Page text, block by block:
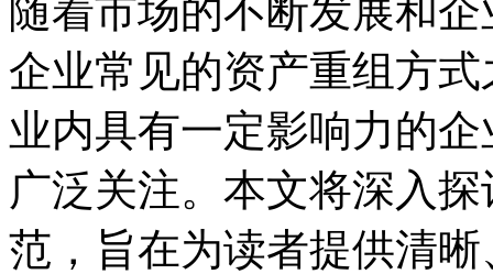
随着市场的不断发展和
企业常见的资产重组方
业内具有一定影响力的
广泛关注。本文将深入
范，旨在为读者提供清